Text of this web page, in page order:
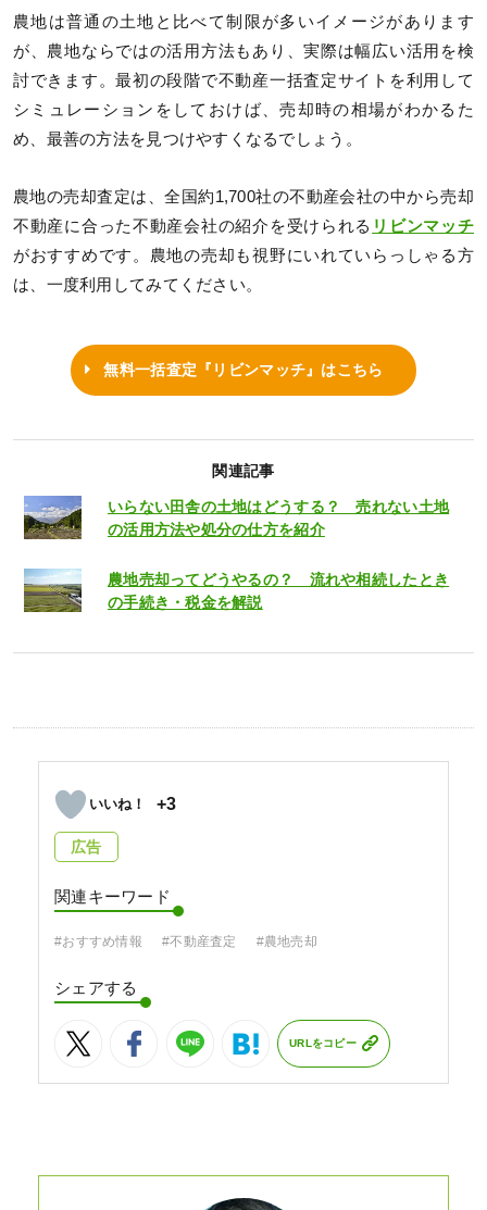
農地は普通の土地と比べて制限が多いイメージがあります
が、農地ならではの活用方法もあり、実際は幅広い活用を検
討できます。最初の段階で不動産一括査定サイトを利用して
シミュレーションをしておけば、売却時の相場がわかるた
め、最善の方法を見つけやすくなるでしょう。
農地の売却査定は、全国約1,700社の不動産会社の中から売却
不動産に合った不動産会社の紹介を受けられる リビンマッチ
がおすすめです。農地の売却も視野にいれていらっしゃる方
は、一度利用してみてください。
無料一括査定『リビンマッチ』はこちら
関連記事
いらない田舎の土地はどうする？ 売れない土地
の活用方法や処分の仕方を紹介
農地売却ってどうやるの？ 流れや相続したとき
の手続き・税金を解説
+3
広告
関連キーワード
#おすすめ情報 #不動産査定 #農地売却
シェアする
URLをコピー